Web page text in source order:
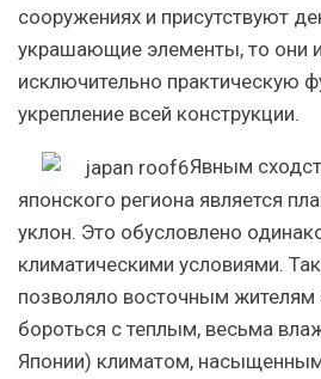
сооружениях и присутствуют
украшающие элементы, то они
исключительно практическую
укрепление всей конструкции.
Явным
японского региона является
уклон. Это обусловлено
климатическими условиями.
позволяло восточным жителям
бороться с теплым, весьма
Японии) климатом,